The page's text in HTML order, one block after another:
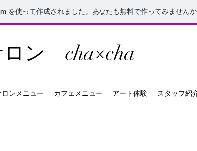
を使って作成されました。あなたも無料で作ってみません
ロン cha×cha
ロンメニュー カフェメニュー アート体験 スタッフ紹